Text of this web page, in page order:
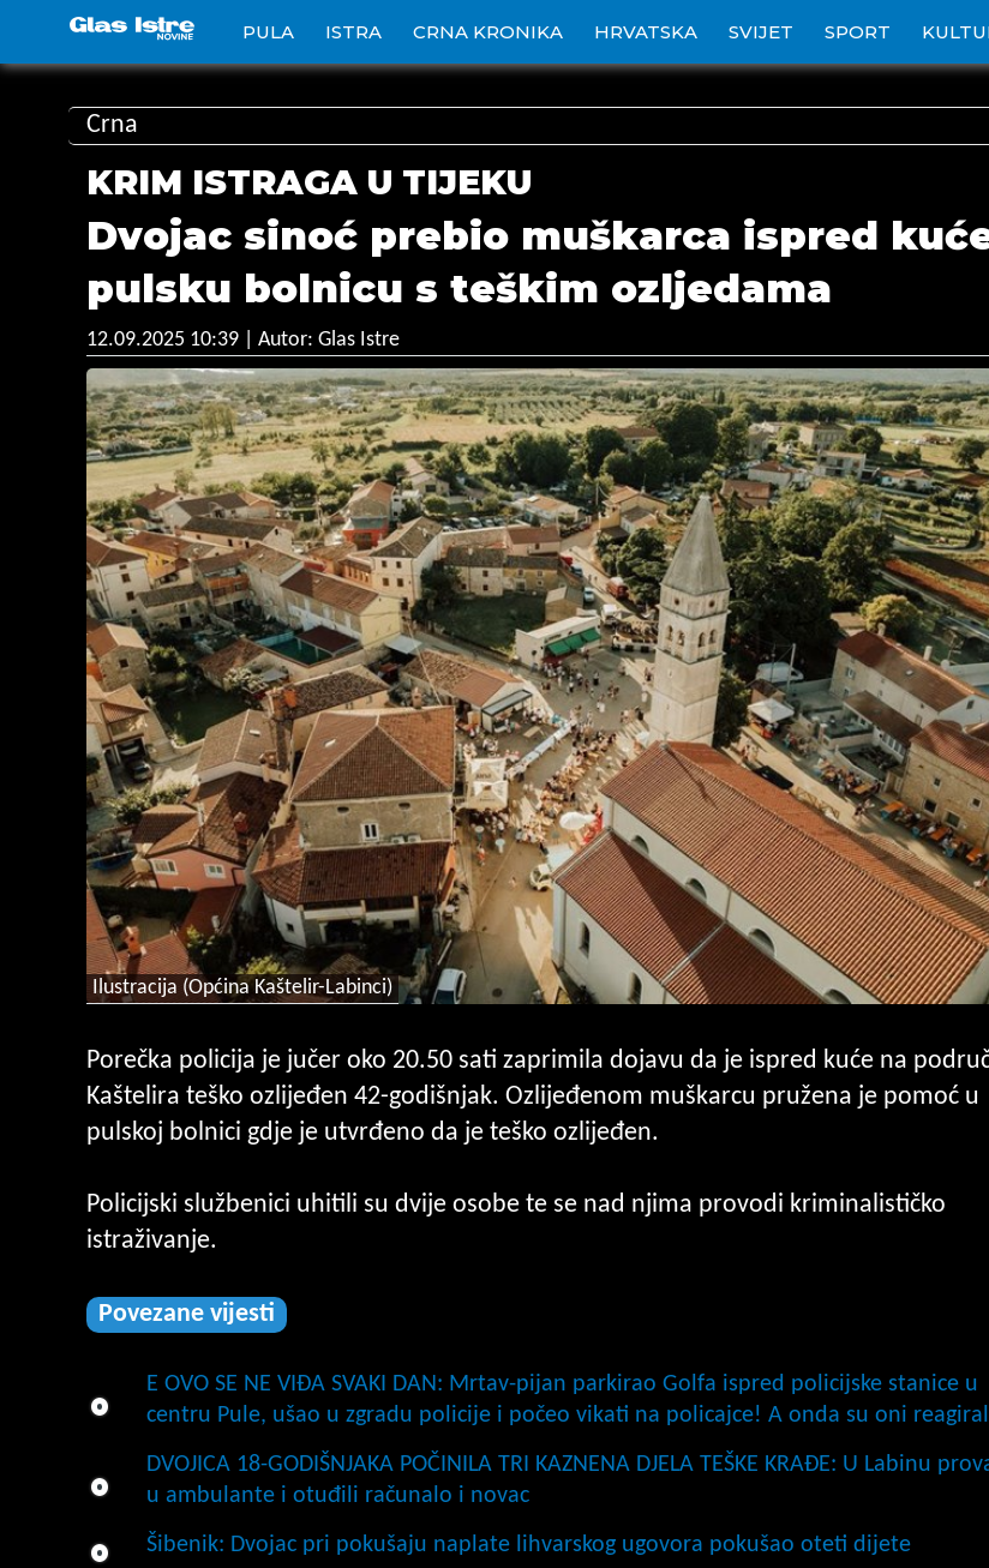
PULA ISTRA CRNA KRONIKA HRVATSKA SVIJET SPORT
Crna
KRIM ISTRAGA U TIJEKU
Dvojac sinoć prebio muškarca ispred
pulsku bolnicu s teškim ozljedama
12.09.2025 10:39 | Autor: Glas Istre
Ilustracija (Općina Kaštelir-Labinci)
Porečka policija je jučer oko 20.50 sati zaprimila dojavu da je ispred kuće na
Kaštelira teško ozlijeđen 42-godišnjak. Ozlijeđenom muškarcu pružena je pomoć u
pulskoj bolnici gdje je utvrđeno da je teško ozlijeđen.
Policijski službenici uhitili su dvije osobe te se nad njima provodi kriminalističko
istraživanje.
Povezane vijesti
E OVO SE NE VIĐA SVAKI DAN: Mrtav-pijan parkirao Golfa ispred policijske stanice u
centru Pule, ušao u zgradu policije i počeo vikati na policajce! A onda su oni
DVOJICA 18-GODIŠNJAKA POČINILA TRI KAZNENA DJELA TEŠKE KRAĐE: U Labinu
u ambulante i otuđili računalo i novac
Šibenik: Dvojac pri pokušaju naplate lihvarskog ugovora pokušao oteti dijete